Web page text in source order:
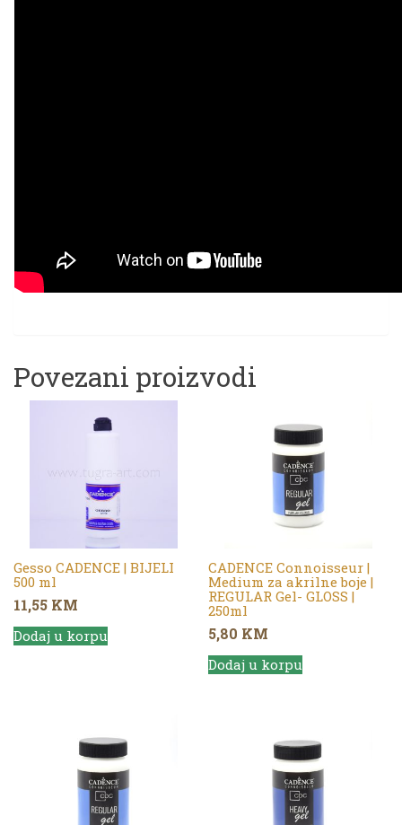
Povezani proizvodi
Gesso CADENCE | BIJELI
500 ml
11,55 KM
Dodaj u korpu
CADENCE Connoisseur |
Medium za akrilne boje |
REGULAR Gel- GLOSS |
250ml
5,80 KM
Dodaj u korpu